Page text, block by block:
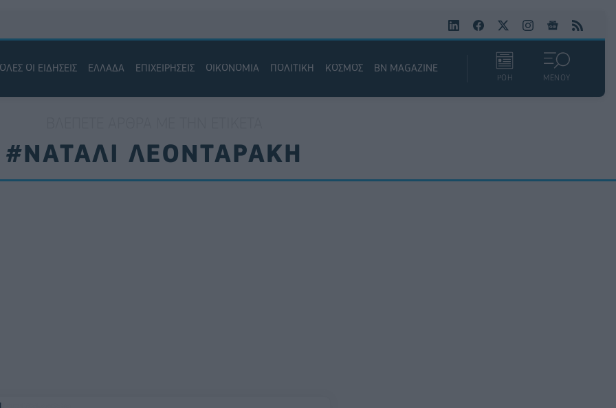
ΟΛΕΣ ΟΙ ΕΙΔΗΣΕΙΣ ΕΛΛΑΔΑ ΕΠΙΧΕΙΡΗΣΕΙΣ ΟΙΚΟΝΟΜΙΑ ΠΟΛΙΤΙΚΗ ΚΟΣΜΟΣ BN MAGAZINE
ΡΟΗ ΜΕΝΟΥ
#ΝΑΤΑΛΙ ΛΕΟΝΤΑΡΑΚΗ